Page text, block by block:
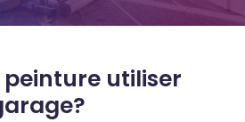
utiliser